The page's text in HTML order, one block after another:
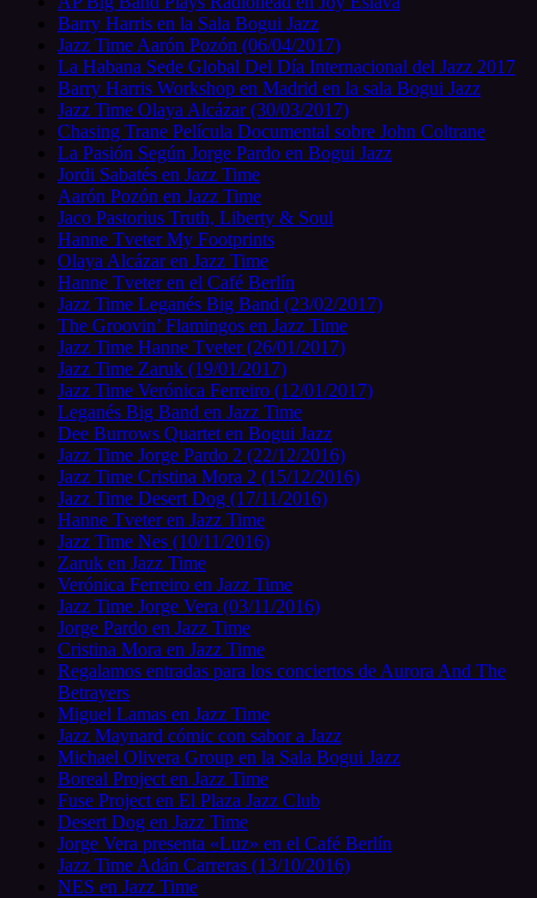
Barry Harris en la Sala Bogui Jazz
Jazz Time Aarón Pozón (06/04/2017)
La Habana Sede Global Del Día Internacional del Jazz 2017
Barry Harris Workshop en Madrid en la sala Bogui Jazz
Jazz Time Olaya Alcázar (30/03/2017)
Chasing Trane Película Documental sobre John Coltrane
La Pasión Según Jorge Pardo en Bogui Jazz
Jordi Sabatés en Jazz Time
Aarón Pozón en Jazz Time
Jaco Pastorius Truth, Liberty & Soul
Hanne Tveter My Footprints
Olaya Alcázar en Jazz Time
Hanne Tveter en el Café Berlín
Jazz Time Leganés Big Band (23/02/2017)
The Groovin’ Flamingos en Jazz Time
Jazz Time Hanne Tveter (26/01/2017)
Jazz Time Zaruk (19/01/2017)
Jazz Time Verónica Ferreiro (12/01/2017)
Leganés Big Band en Jazz Time
Dee Burrows Quartet en Bogui Jazz
Jazz Time Jorge Pardo 2 (22/12/2016)
Jazz Time Cristina Mora 2 (15/12/2016)
Jazz Time Desert Dog (17/11/2016)
Hanne Tveter en Jazz Time
Jazz Time Nes (10/11/2016)
Zaruk en Jazz Time
Verónica Ferreiro en Jazz Time
Jazz Time Jorge Vera (03/11/2016)
Jorge Pardo en Jazz Time
Cristina Mora en Jazz Time
Regalamos entradas para los conciertos de Aurora And The
Betrayers
Miguel Lamas en Jazz Time
Jazz Maynard cómic con sabor a Jazz
Michael Olivera Group en la Sala Bogui Jazz
Boreal Project en Jazz Time
Fuse Project en El Plaza Jazz Club
Desert Dog en Jazz Time
Jorge Vera presenta «Luz» en el Café Berlín
Jazz Time Adán Carreras (13/10/2016)
NES en Jazz Time